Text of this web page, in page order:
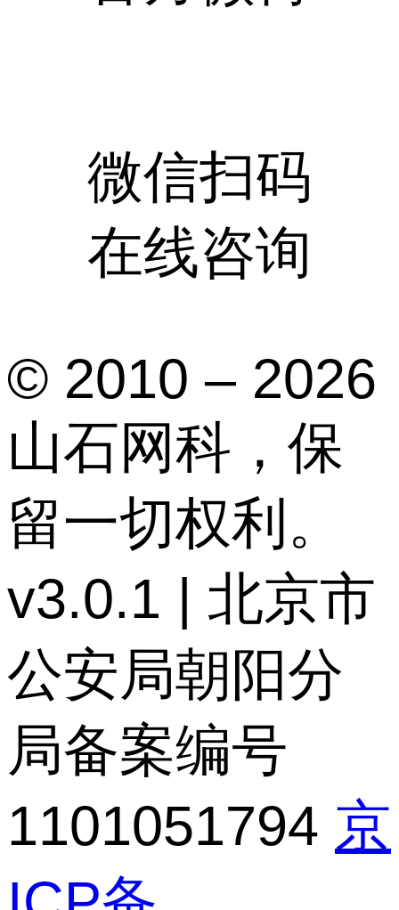
微信扫码
在线咨询
© 2010 – 2026
山石网科，保
留一切权利。
v3.0.1 | 北京市
公安局朝阳分
局备案编号
1101051794 京